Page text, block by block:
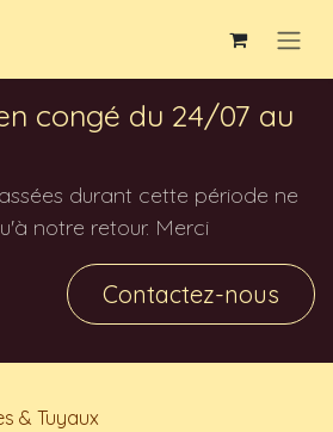
congé du 24/07 au
durant cette période ne
notre retour. Merci
Contactez-nous
& Tuyaux